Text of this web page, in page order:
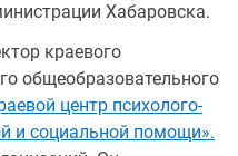
Хабаровска.
краевого
общеобразовательного
центр психолого-
и социальной помощи».